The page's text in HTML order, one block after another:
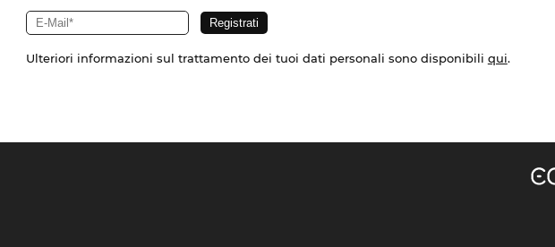
Ulteriori informazioni sul trattamento dei tuoi dati personali sono disponibili qui.